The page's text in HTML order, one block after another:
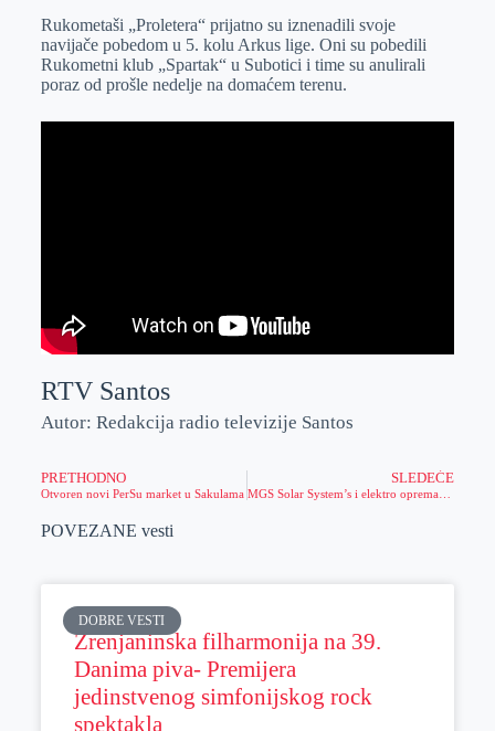
e
r
I
n
s
A
p
p
a
i
l
Rukometaši „Proletera“ prijatno su iznenadili svoje
navijače pobedom u 5. kolu Arkus lige. Oni su pobedili
Rukometni klub „Spartak“ u Subotici i time su anulirali
poraz od prošle nedelje na domaćem terenu.
RTV Santos
Autor: Redakcija radio televizije Santos
PRETHODNO
Otvoren novi PerSu market u Sakulama
SLEDEĆE
POVEZANE vesti
DOBRE VESTI
Zrenjaninska filharmonija na 39.
Danima piva- Premijera
jedinstvenog simfonijskog rock
spektakla